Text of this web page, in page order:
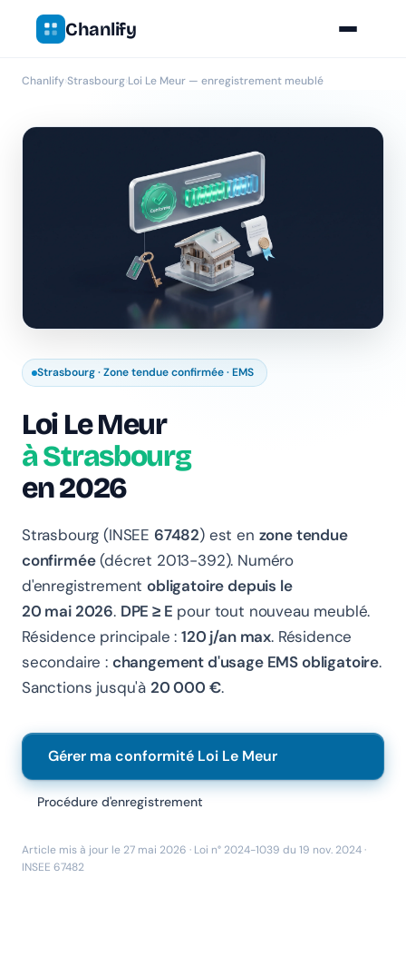
Chanlify
Chanlify›Strasbourg›Loi Le Meur — enregistrement meublé
Strasbourg · Zone tendue confirmée · EMS
Loi Le Meur
à Strasbourg
en 2026
Strasbourg (INSEE 67482) est en zone tendue
confirmée(décret 2013-392). Numéro
d'enregistrementobligatoire depuis le
20 mai 2026. DPE ≥ E pour tout nouveau meublé.
Résidence principale :120 j/an max. Résidence
secondaire : changement d'usage EMS obligatoire.
Sanctions jusqu'à 20 000 €.
Gérer ma conformité Loi Le Meur
Procédure d'enregistrement
Article mis à jour le 27 mai 2026 · Loi n° 2024-1039 du 19 nov. 2024 ·
INSEE 67482
Chanlify Assistant
Bonjour 👋 Je suis l'assistant Chanlify. Comment puis-
je vous aider ?
Hello! I'm the Chanlify assistant. How can I help?